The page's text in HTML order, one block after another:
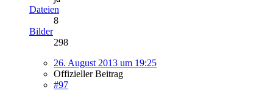
Dateien
8
Bilder
298
26. August 2013 um 19:25
Offizieller Beitrag
#97